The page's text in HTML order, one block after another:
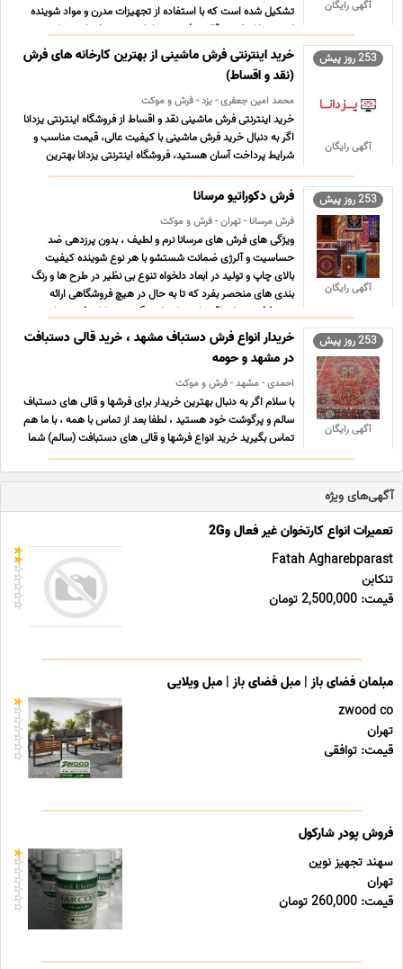
آگهی رایگان
تشکیل شده است که با استفاده از تجهیزات مدرن و مواد شوینده
ایمن و با کیفیت، قالی و فرش شما را تمیز و درخشان می کنند. ...
...
253 روز پیش
آگهی رایگان
خرید اینترنتی فرش ماشینی از بهترین کارخانه های فرش
(نقد و اقساط)
محمد امین جعفری - یزد - فرش و موکت
خرید اینترنتی فرش ماشینی نقد و اقساط از فروشگاه اینترنتی یزدانا
اگر به دنبال خرید فرش ماشینی با کیفیت عالی، قیمت مناسب و
شرایط پرداخت آسان هستید، فروشگاه اینترنتی یزدانا بهترین
انتخاب برای شماست. در یزدانا، ما افتخار داریم که با ارائه ی
برترین مدل های فرش ماشینی کاشان، یزد و سراس ... ...
253 روز پیش
آگهی رایگان
فرش دکوراتیو مرسانا
فرش مرسانا - تهران - فرش و موکت
ویژگی های فرش های مرسانا نرم و لطیف ، بدون پرزدهی ضد
حساسیت و آلرژی ضمانت شستشو با هر نوع شوینده کیفیت
بالای چاپ و تولید در ابعاد دلخواه تنوع بی نظیر در طرح ها و رنگ
بندی های منحصر بفرد که تا به حال در هیچ فروشگاهی ارائه
نشده! فرش های اقتصادی یکی از بزرگترین مزایای فرش های
مرسانا ... ...
253 روز پیش
آگهی رایگان
خریدار انواع فرش دستباف مشهد ، خرید قالی دستبافت
در مشهد و حومه
احمدی - مشهد - فرش و موکت
با سلام اگر به دنبال بهترین خریدار برای فرشها و قالی های دستباف
سالم و پرگوشت خود هستید ، لطفا بعد از تماس با همه ، با ما هم
تماس بگیرید خرید انواع فرشها و قالی های دستبافت (سالم) شما
با بالاترین قیمت از تمام نقاط مشهد با تسویه آنی کارت به کارت
همه روزه حتی ایام تعطیل انواع فرشها ... ...
آگهی‌های ویژه
تعمیرات انواع کارتخوان غیر فعال و2G
Fatah Agharebparast
تنکابن
قیمت: 2,500,000 تومان
مبلمان فضای باز | مبل فضای باز | مبل ویلایی
zwood co
تهران
قیمت: توافقی
فروش پودر شارکول
سهند تجهیز نوین
تهران
قیمت: 260,000 تومان